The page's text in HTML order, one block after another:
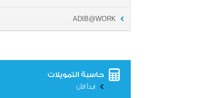
ADIB@WORK
حاسبة التمويلات
ابدأ الأن